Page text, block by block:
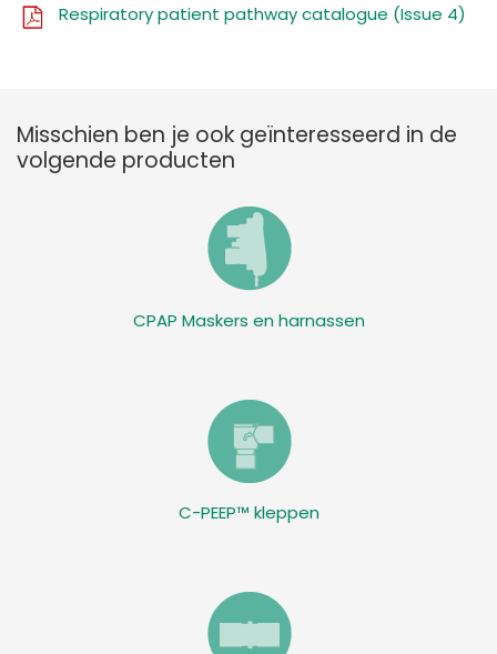
Respiratory patient pathway catalogue (Issue 4)
Misschien ben je ook geïnteresseerd in de
volgende producten
CPAP Maskers en harnassen
C-PEEP™ kleppen